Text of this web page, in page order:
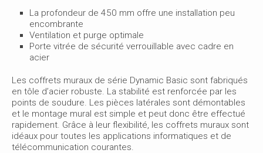
La profondeur de 450 mm offre une installation peu
encombrante
Ventilation et purge optimale
Porte vitrée de sécurité verrouillable avec cadre en
acier
Les coffrets muraux de série Dynamic Basic sont fabriqués
en tôle d’acier robuste. La stabilité est renforcée par les
points de soudure. Les pièces latérales sont démontables
et le montage mural est simple et peut donc être effectué
rapidement. Grâce à leur flexibilité, les coffrets muraux sont
idéaux pour toutes les applications informatiques et de
télécommunication courantes.